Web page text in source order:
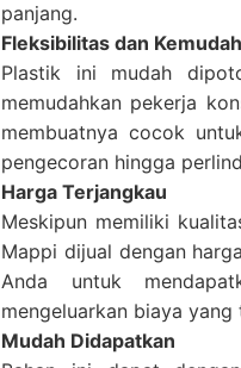
panjang.
Fleksibilitas dan
Plastik ini mudah
memudahkan pekerja
membuatnya cocok
pengecoran hingga
Harga Terjangkau
Meskipun memiliki
Mappi dijual dengan
Anda untuk
mengeluarkan biaya yang
Mudah Didapatkan